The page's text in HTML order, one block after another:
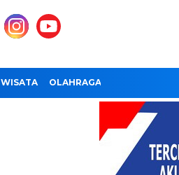
WISATA OLAHRAGA